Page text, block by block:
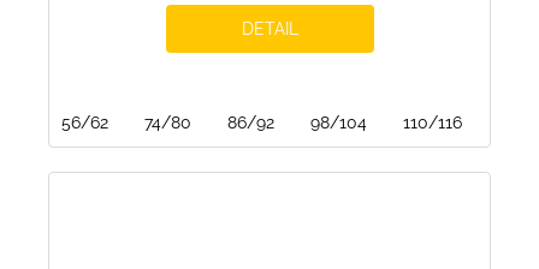
DETAIL
56/62 74/80 86/92 98/104 110/116